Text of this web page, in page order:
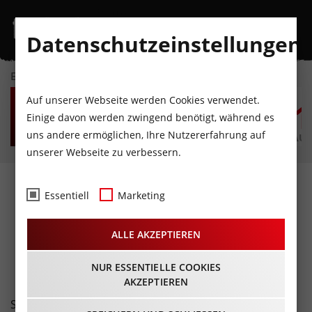
EVENTKALENDER
FR
7
AUGUST
SA
8
AUGUST
SO
9
AUGUST
MO
10
AUGUST
DI
11
AUGUST
Fotos - Circus Roncalli
Premiere@Innsbruck
18.08.2018
Seine vielumjubelte Premiere lieferte der Circus
Datenschutzeinstellungen
Auf unserer Webseite werden Cookies verwendet.
Einige davon werden zwingend benötigt, während es
uns andere ermöglichen, Ihre Nutzererfahrung auf
unserer Webseite zu verbessern.
Essentiell Marketing
ALLE AKZEPTIEREN
NUR ESSENTIELLE COOKIES
AKZEPTIEREN